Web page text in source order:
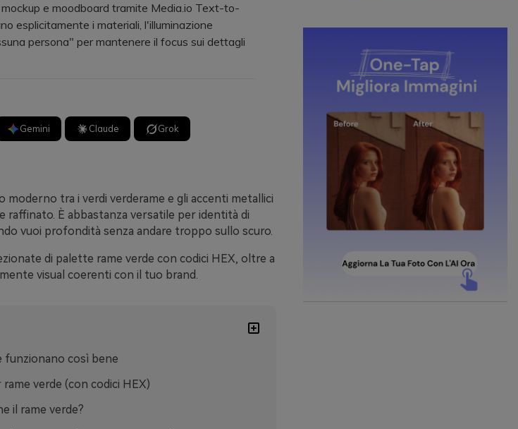
e moodboard tramite Media.io Text-to-
esplicitamente i materiali, l'illuminazione
persona" per mantenere il focus sui dettagli
Gemini Claude Grok
tra i verdi verderame e gli accenti metallici
raffinato. È abbastanza versatile per identità di
vuoi profondità senza andare troppo sullo scuro.
di palette rame verde con codici HEX, oltre a
visual coerenti con il tuo brand.
funzionano così bene
verde (con codici HEX)
il rame verde?